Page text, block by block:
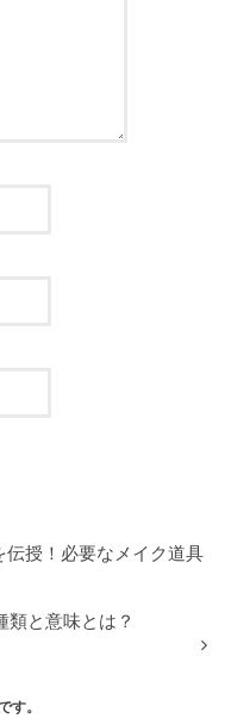
伝授！必要なメイク道具
類と意味とは？
す。